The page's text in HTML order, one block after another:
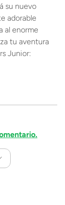
su nuevo
adorable
al enorme
tu aventura
Junior: